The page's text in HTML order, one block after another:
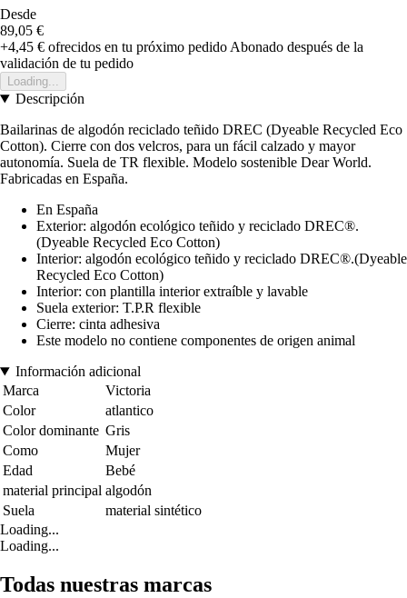
Desde
89,05 €
+4,45 € ofrecidos en tu próximo pedido Abonado después de la
validación de tu pedido
Loading...
Descripción
Bailarinas de algodón reciclado teñido DREC (Dyeable Recycled Eco
Cotton). Cierre con dos velcros, para un fácil calzado y mayor
autonomía. Suela de TR flexible. Modelo sostenible Dear World.
Fabricadas en España.
En España
Exterior: algodón ecológico teñido y reciclado DREC®.
(Dyeable Recycled Eco Cotton)
Interior: algodón ecológico teñido y reciclado DREC®.(Dyeable
Recycled Eco Cotton)
Interior: con plantilla interior extraíble y lavable
Suela exterior: T.P.R flexible
Cierre: cinta adhesiva
Este modelo no contiene componentes de origen animal
Información adicional
Marca
Victoria
Color
atlantico
Color dominante Gris
Como
Mujer
Edad
Bebé
material principal algodón
Suela
material sintético
Loading...
Loading...
Todas nuestras marcas